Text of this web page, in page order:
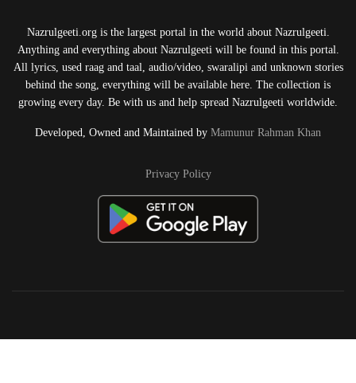
Nazrulgeeti.org is the largest portal in the world about Nazrulgeeti.
Anything and everything about Nazrulgeeti will be found in this portal.
All lyrics, used raag and taal, audio/video, swaralipi and unknown stories
behind the song, everything will be available here. The collection is
growing every day. Be with us and help spread Nazrulgeeti worldwide.
Developed, Owned and Maintained by Mamunur Rahman Khan
Privacy Policy